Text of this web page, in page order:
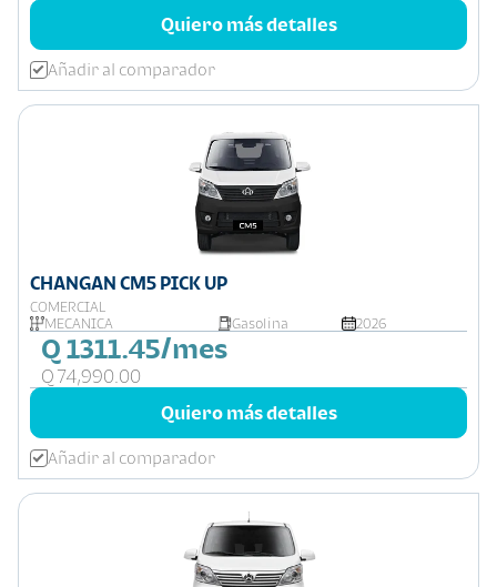
Quiero más detalles
Añadir al comparador
CHANGAN CM5 PICK UP
COMERCIAL
MECÁNICA
Gasolina 2026
Q 1311.45/mes
Q 74,990.00
Quiero más detalles
Añadir al comparador